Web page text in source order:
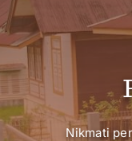
Nikmati